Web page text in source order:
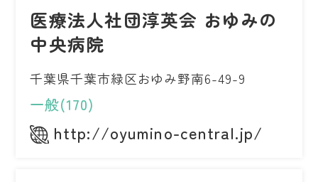
医療法人社団淳英会 おゆみの
中央病院
千葉県千葉市緑区おゆみ野南6-49-9
一般(170)
http://oyumino-central.jp/